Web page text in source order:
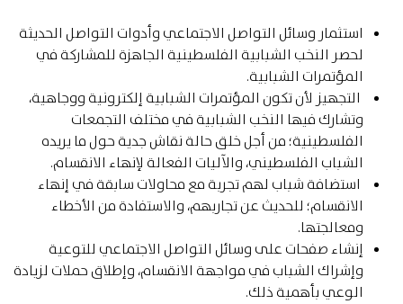
استثمار وسائل التواصل الاجتماعي وأدوات التواصل الحديثة
لحصر النخب الشبابية الفلسطينية الجاهزة للمشاركة في
المؤتمرات الشبابية.
التجهيز لأن تكون المؤتمرات الشبابية إلكترونية ووجاهية،
وتشارك فيها النخب الشبابية في مختلف التجمعات
الفلسطينية؛ من أجل خلق حالة نقاش جدية حول ما يريده
الشباب الفلسطيني، والآليات الفعالة لإنهاء الانقسام.
استضافة شباب لهم تجربة مع محاولات سابقة في إنهاء
الانقسام؛ للحديث عن تجاربهم، والاستفادة من الأخطاء
ومعالجتها.
إنشاء صفحات على وسائل التواصل الاجتماعي للتوعية
وإشراك الشباب في مواجهة الانقسام، وإطلاق حملات لزيادة
الوعي بأهمية ذلك.